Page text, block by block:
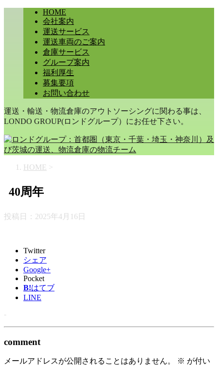
HOME
会社案内
運送サービス
運送車両のご案内
倉庫サービス
グループ案内
福利厚生
募集要項
お問い合わせ
運送・輸送・物流倉庫のアウトソーシングに関わる事は、
LONDO GROUP(ロンドグループ）にお任せ下さい。
HOME >
40周年
投稿日： 2025年4月16日
Twitter
シェア
Google+
Pocket
B!はてブ
LINE
-
comment
メールアドレスが公開されることはありません。 ※ が付い